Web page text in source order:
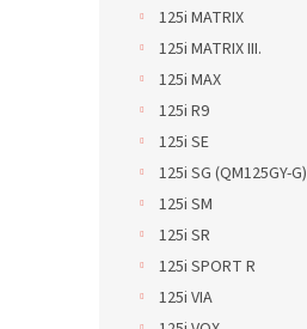
125i MATRIX
125i MATRIX III.
125i MAX
125i R9
125i SE
125i SG (QM125GY-G)
125i SM
125i SR
125i SPORT R
125i VIA